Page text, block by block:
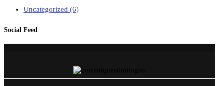
Uncategorized (6)
Social Feed